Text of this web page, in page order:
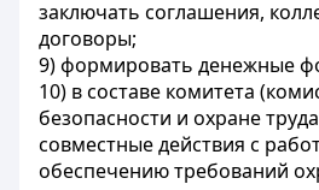
заключать соглашения,
договоры;
9) формировать денежные
10) в составе комитета
безопасности и охране
совместные действия с
обеспечению требований